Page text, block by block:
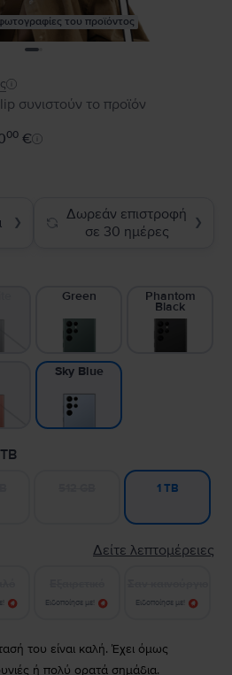
του προϊόντος
συνιστούν το προϊόν
00 €
❯
Δωρεάν επιστροφή
σε 30 ημέρες
❯
Green Phantom
Black
Sky Blue
1 TB
Δείτε λεπτομέρειες
Ειδοποίησε με! Ειδοποίησε με!
του είναι καλή. Έχει όμως
ή πολύ ορατά σημάδια.